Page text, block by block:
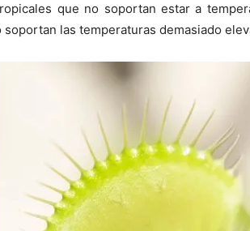
que no soportan estar a
soportan las temperaturas demasiado